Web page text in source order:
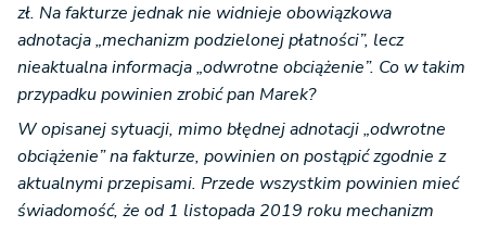
zł. Na fakturze jednak nie widnieje obowiązkowa
adnotacja „mechanizm podzielonej płatności”, lecz
nieaktualna informacja „odwrotne obciążenie”. Co w takim
przypadku powinien zrobić pan Marek?
W opisanej sytuacji, mimo błędnej adnotacji „odwrotne
obciążenie” na fakturze, powinien on postąpić zgodnie z
aktualnymi przepisami. Przede wszystkim powinien mieć
świadomość, że od 1 listopada 2019 roku mechanizm